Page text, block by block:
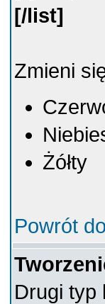
[/list]
Zmieni
Żółty
Powrót
Drugi typ